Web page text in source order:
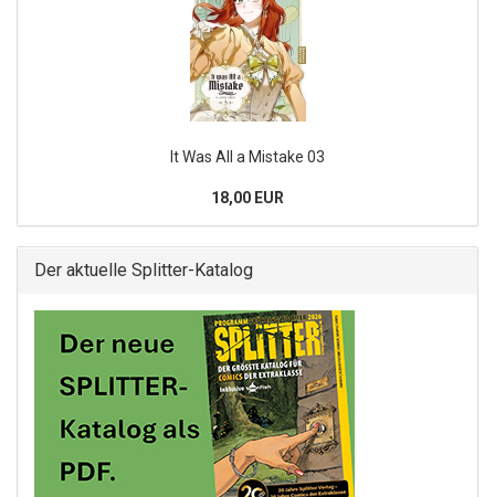
It Was All a Mistake 03
18,00 EUR
Der aktuelle Splitter-Katalog